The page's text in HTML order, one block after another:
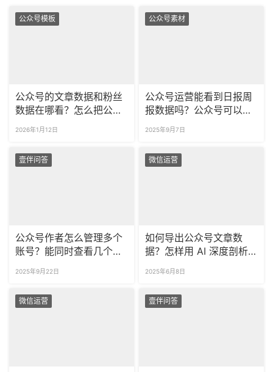
公众号模板
公众号的文章数据和粉丝
数据在哪看？怎么把公众
2026年1月12日
公众号素材
公众号运营能看到日报周
报数据吗？公众号可以查
2025年9月7日
壹伴问答
公众号作者怎么管理多个
账号？能同时查看几个公
2025年9月22日
微信运营
如何导出公众号文章数
据？怎样用 AI 深度剖析
2025年6月8日
微信运营 壹伴问答